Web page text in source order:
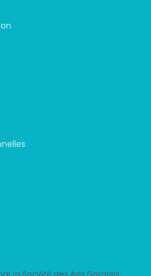
la Société des Avis Garantis,